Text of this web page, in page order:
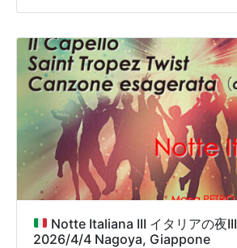
Notte Italiana III イタリアの夜III
2026/4/4 Nagoya, Giappone